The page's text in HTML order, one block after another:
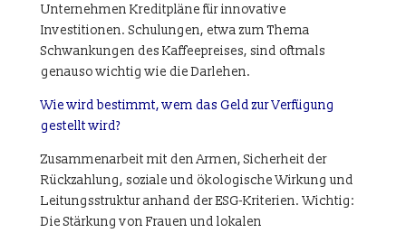
Unternehmen Kreditpläne für innovative
Investitionen. Schulungen, etwa zum Thema
Schwankungen des Kaffeepreises, sind oftmals
genauso wichtig wie die Darlehen.
Wie wird bestimmt, wem das Geld zur Verfügung
gestellt wird?
Zusammenarbeit mit den Armen, Sicherheit der
Rückzahlung, soziale und ökologische Wirkung und
Leitungsstruktur anhand der ESG-Kriterien. Wichtig:
Die Stärkung von Frauen und lokalen